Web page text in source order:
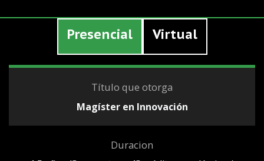
Presencial Virtual
Título que otorga
Magíster en Innovación
Duracion